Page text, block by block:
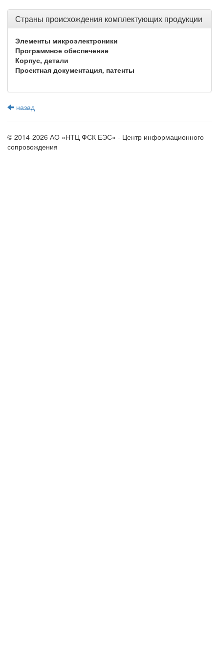
Страны происхождения комплектующих продукции
Элементы микроэлектроники
Программное обеспечение
Корпус, детали
Проектная документация, патенты
назад
© 2014-2026 АО «НТЦ ФСК ЕЭС» - Центр информационного
сопровождения